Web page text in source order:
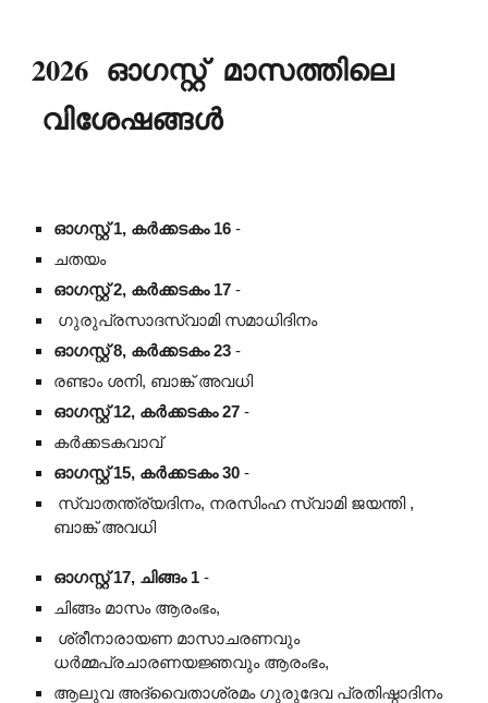
2026 ഓഗസ്റ്റ് മാസത്തിലെ
വിശേഷങ്ങൾ
ഓഗസ്റ്റ് 1, കർക്കടകം 16 -
ചതയം
ഓഗസ്റ്റ് 2, കർക്കടകം 17 -
ഗുരുപ്രസാദസ്വാമി സമാധിദിനം
ഓഗസ്റ്റ് 8, കർക്കടകം 23 -
രണ്ടാം ശനി, ബാങ്ക് അവധി
ഓഗസ്റ്റ് 12, കർക്കടകം 27 -
കർക്കടകവാവ്
ഓഗസ്റ്റ് 15, കർക്കടകം 30 -
സ്വാതന്ത്ര്യദിനം, നരസിംഹ സ്വാമി ജയന്തി ,
ബാങ്ക് അവധി
ഓഗസ്റ്റ് 17, ചിങ്ങം 1 -
ചിങ്ങം മാസം ആരംഭം,
ശ്രീനാരായണ മാസാചരണവും
ധർമ്മപ്രചാരണയജ്ഞവും ആരംഭം,
ആലുവ അദ്വൈതാശ്രമം ഗുരുദേവ പ്രതിഷ്ഠാദിനം